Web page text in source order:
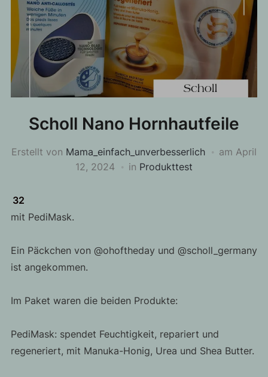
Scholl Nano Hornhautfeile
Erstellt von Mama_einfach_unverbesserlich am April
12, 2024
in Produkttest
32
mit PediMask.
Ein Päckchen von @ohoftheday und @scholl_germany
ist angekommen.
Im Paket waren die beiden Produkte:
PediMask: spendet Feuchtigkeit, repariert und
regeneriert, mit Manuka-Honig, Urea und Shea Butter.